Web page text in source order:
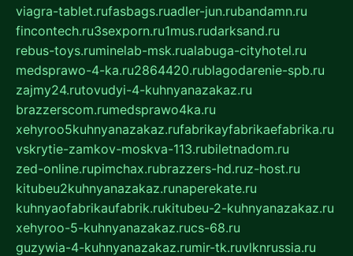
viagra-tablet.rufasbags.ruadler-jun.rubandamn.ru
fincontech.ru3sexporn.ru1mus.rudarksand.ru
rebus-toys.ruminelab-msk.rualabuga-cityhotel.ru
medsprawo-4-ka.ru2864420.rublagodarenie-spb.ru
zajmy24.rutovudyi-4-kuhnyanazakaz.ru
brazzerscom.rumedsprawo4ka.ru
xehyroo5kuhnyanazakaz.rufabrikayfabrikaefabrika.ru
vskrytie-zamkov-moskva-113.rubiletnadom.ru
zed-online.rupimchax.rubrazzers-hd.ruz-host.ru
kitubeu2kuhnyanazakaz.runaperekate.ru
kuhnyaofabrikaufabrik.rukitubeu-2-kuhnyanazakaz.ru
xehyroo-5-kuhnyanazakaz.rucs-68.ru
guzywia-4-kuhnyanazakaz.rumir-tk.ruvlknrussia.ru